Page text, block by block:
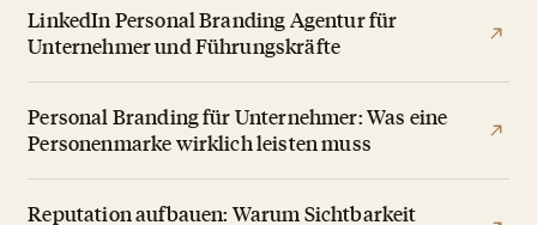
LinkedIn Personal Branding Agentur für
Unternehmer und Führungskräfte
Personal Branding für Unternehmer: Was eine
Personenmarke wirklich leisten muss
Reputation aufbauen: Warum Sichtbarkeit